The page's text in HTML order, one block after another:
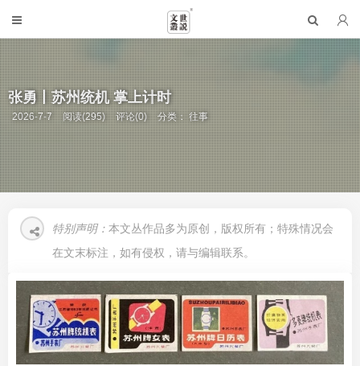
张勇丨苏州统机 掌上计时
2026-7-7 阅读(295) 评论(0) 分类：往事
特别声明： 本文丛作品多为原创，版权所有；特殊情况会
在文末标注，如有侵权，请与编辑联系。